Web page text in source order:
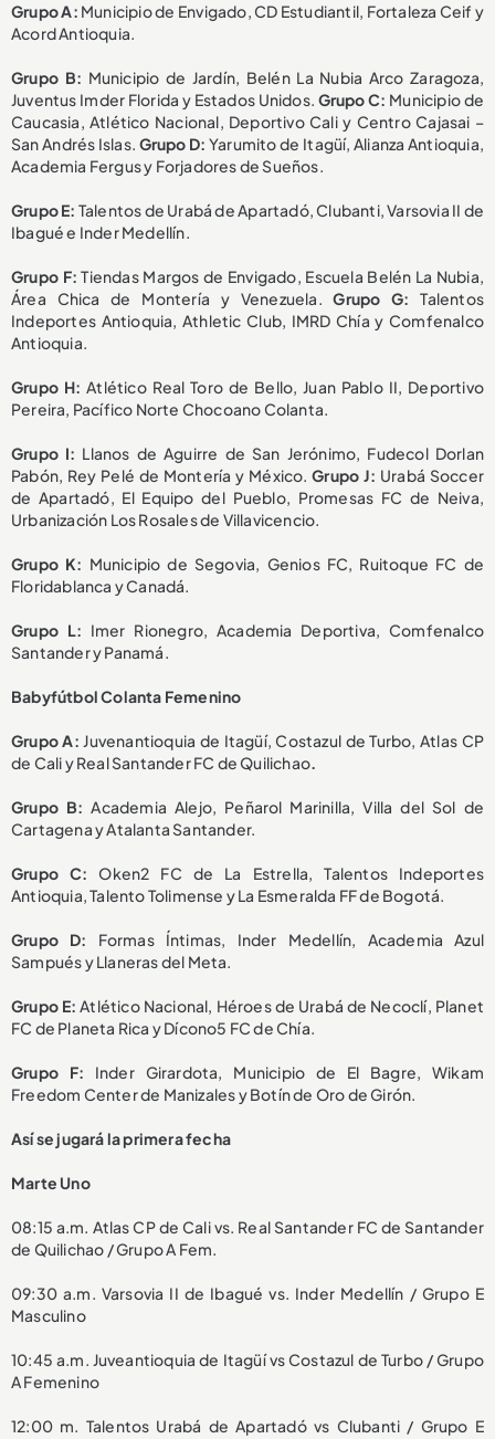
Grupo A: Municipio de Envigado, CD Estudiantil, Fortaleza Ceif y
Acord Antioquia.
Grupo B: Municipio de Jardín, Belén La Nubia Arco Zaragoza,
Juventus Imder Florida y Estados Unidos. Grupo C: Municipio de
Caucasia, Atlético Nacional, Deportivo Cali y Centro Cajasai –
San Andrés Islas. Grupo D:Yarumito de Itagüí, Alianza Antioquia,
Academia Fergus y Forjadores de Sueños.
Grupo E: Talentos de Urabá de Apartadó, Clubanti, Varsovia II de
Ibagué e Inder Medellín.
Grupo F:Tiendas Margos de Envigado, Escuela Belén La Nubia,
Área Chica de Montería y Venezuela.Grupo G: Talentos
Indeportes Antioquia, Athletic Club, IMRD Chía y Comfenalco
Antioquia.
Grupo H:Atlético Real Toro de Bello, Juan Pablo II, Deportivo
Pereira, Pacífico Norte Chocoano Colanta.
Grupo I: Llanos de Aguirre de San Jerónimo, Fudecol Dorlan
Pabón, Rey Pelé de Montería y México. Grupo J: Urabá Soccer
de Apartadó, El Equipo del Pueblo, Promesas FC de Neiva,
Urbanización Los Rosales de Villavicencio.
Grupo K: Municipio de Segovia, Genios FC, Ruitoque FC de
Floridablanca y Canadá.
Grupo L: Imer Rionegro, Academia Deportiva, Comfenalco
Santander y Panamá.
Babyfútbol Colanta Femenino
Grupo A: Juvenantioquia de Itagüí, Costazul de Turbo, Atlas CP
de Cali y Real Santander FC de Quilichao.
Grupo B:Academia Alejo, Peñarol Marinilla, Villa del Sol de
Cartagena y Atalanta Santander.
Grupo C: Oken2 FC de La Estrella, Talentos Indeportes
Antioquia, Talento Tolimense y La Esmeralda FF de Bogotá.
Grupo D: Formas Íntimas, Inder Medellín, Academia Azul
Sampués y Llaneras del Meta.
Grupo E:Atlético Nacional, Héroes de Urabá de Necoclí, Planet
FC de Planeta Rica y Dícono5 FC de Chía.
Grupo F: Inder Girardota, Municipio de El Bagre, Wikam
Freedom Center de Manizales y Botín de Oro de Girón.
Así se jugará la primera fecha
Marte Uno
08:15 a.m. Atlas CP de Cali vs. Real Santander FC de Santander
de Quilichao / Grupo A Fem.
09:30 a.m. Varsovia II de Ibagué vs. Inder Medellín / Grupo E
Masculino
10:45 a.m. Juveantioquia de Itagüí vs Costazul de Turbo / Grupo
A Femenino
12:00 m. Talentos Urabá de Apartadó vs Clubanti / Grupo E